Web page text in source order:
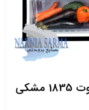
مشخصات فنی یخچال 5 فوت 1835 مشکی